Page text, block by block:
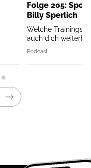
Folge 205:
Billy Sperlich
Welche
auch dich
Podcast